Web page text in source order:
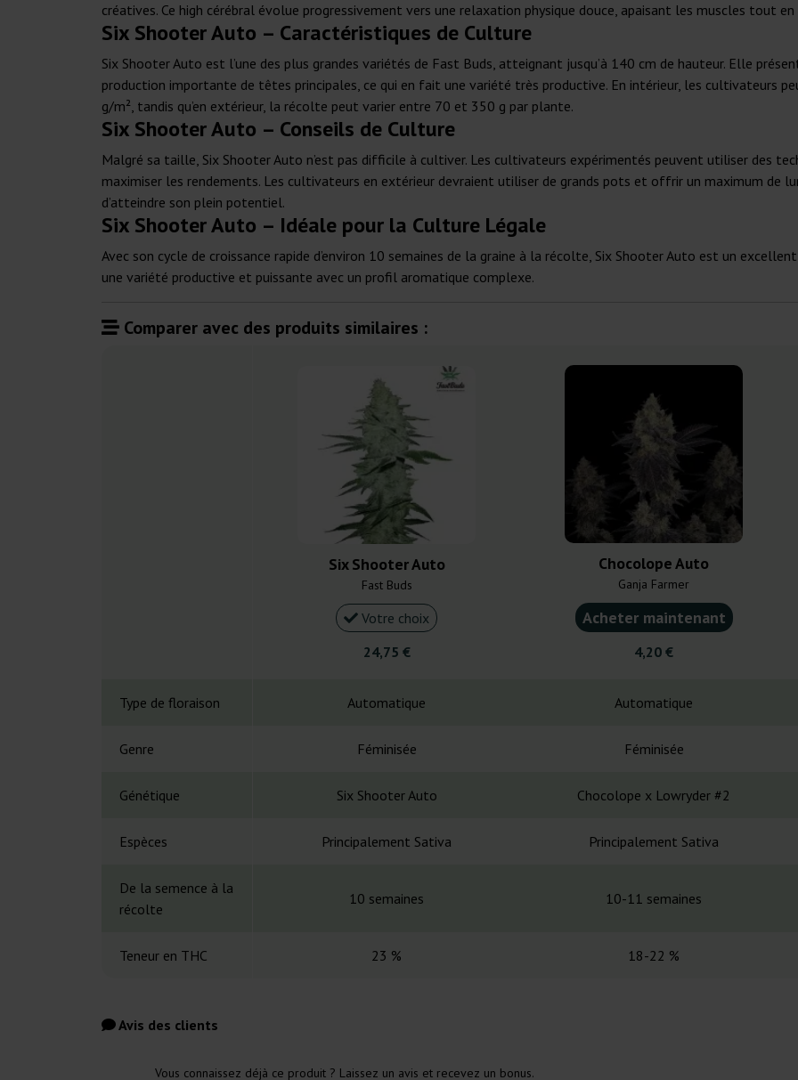
créatives. Ce high cérébral évolue progressivement vers une relaxation physique douce, apaisant les muscles tout en
Six Shooter Auto – Caractéristiques de Culture
Six Shooter Auto est l’une des plus grandes variétés de Fast Buds, atteignant jusqu’à 140 cm de hauteur. Elle
production importante de têtes principales, ce qui en fait une variété très productive. En intérieur, les cultivateurs
g/m², tandis qu’en extérieur, la récolte peut varier entre 70 et 350 g par plante.
Six Shooter Auto – Conseils de Culture
Malgré sa taille, Six Shooter Auto n’est pas difficile à cultiver. Les cultivateurs expérimentés peuvent utiliser des
maximiser les rendements. Les cultivateurs en extérieur devraient utiliser de grands pots et offrir un maximum de
d’atteindre son plein potentiel.
Six Shooter Auto – Idéale pour la Culture Légale
Avec son cycle de croissance rapide d’environ 10 semaines de la graine à la récolte, Six Shooter Auto est un
une variété productive et puissante avec un profil aromatique complexe.
Comparer avec des produits similaires :
Six Shooter Auto
Fast Buds
Votre choix
24,75 €
Chocolope Auto
Ganja Farmer
Acheter maintenant
4,20 €
Type de floraison Automatique Automatique
Genre Féminisée Féminisée
Génétique Six Shooter Auto Chocolope x Lowryder #2
Espèces Principalement Sativa Principalement Sativa
De la semence à la
récolte
10 semaines 10-11 semaines
Teneur en THC 23 % 18-22 %
Avis des clients
Vous connaissez déjà ce produit ? Laissez un avis et recevez un bonus.